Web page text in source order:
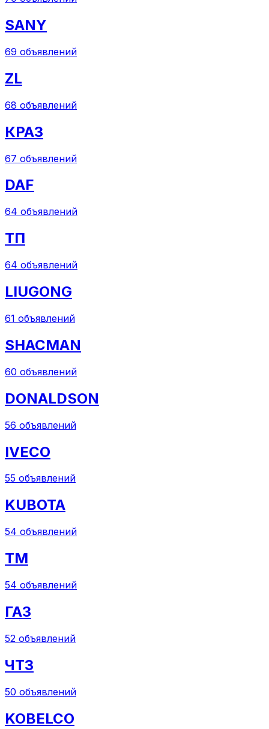
SANY
69 объявлений
ZL
68 объявлений
КРАЗ
67 объявлений
DAF
64 объявлений
ТП
64 объявлений
LIUGONG
61 объявлений
SHACMAN
60 объявлений
DONALDSON
56 объявлений
IVECO
55 объявлений
KUBOTA
54 объявлений
ТМ
54 объявлений
ГАЗ
52 объявлений
ЧТЗ
50 объявлений
KOBELCO